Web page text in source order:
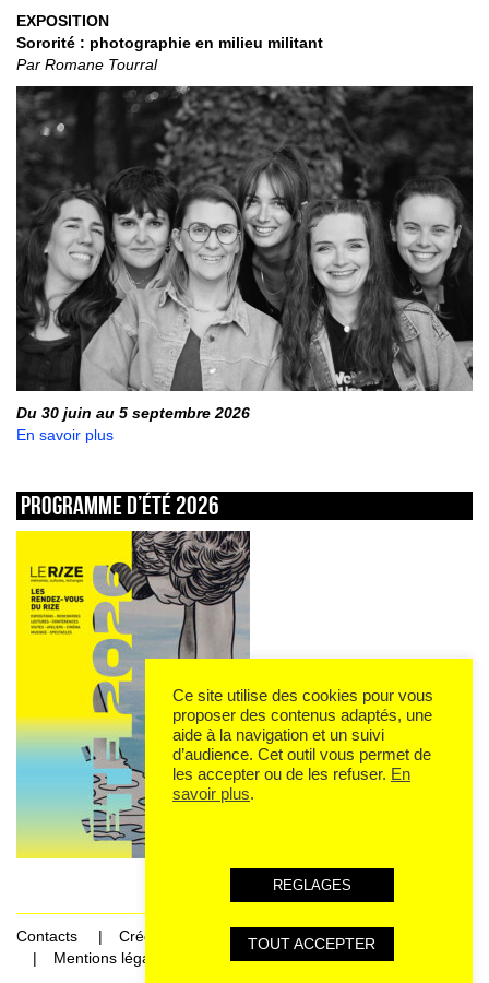
EXPOSITION
Sororité : photographie en milieu militant
Par Romane Tourral
Du 30 juin au 5 septembre 2026
En savoir plus
Programme d’été 2026
Contacts
Crédits
Mentions légales et données personnelles
Ce site utilise des cookies pour vous
proposer des contenus adaptés, une
aide à la navigation et un suivi
d’audience. Cet outil vous permet de
les accepter ou de les refuser. En
savoir plus.
REGLAGES
TOUT ACCEPTER